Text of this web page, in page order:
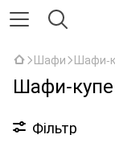
Шафи Шафи-
Шафи-купе
Фільтр